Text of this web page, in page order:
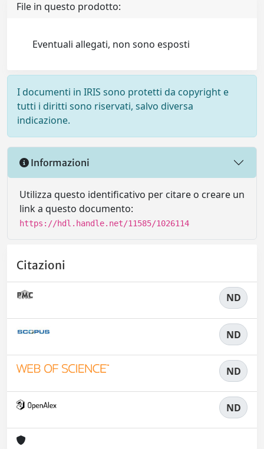
File in questo prodotto:
Eventuali allegati, non sono esposti
I documenti in IRIS sono protetti da copyright e
tutti i diritti sono riservati, salvo diversa
indicazione.
Informazioni
Utilizza questo identificativo per citare o creare un
link a questo documento:
https://hdl.handle.net/11585/1026114
Citazioni
ND
ND
ND
ND